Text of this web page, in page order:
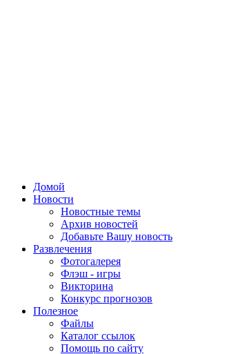
Домой
Новости
Новостные темы
Архив новостей
Добавьте Вашу новость
Развлечения
Фотогалерея
Флэш - игры
Викторина
Конкурс прогнозов
Полезное
Файлы
Каталог ссылок
Помощь по сайту